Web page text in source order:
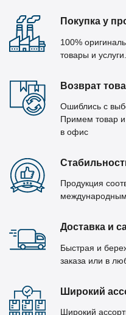
Покупка у
100%
товары и
Возврат
Ошиблись с
Примем товар и
в офис
Продукция
международным
Доставка и
Быстрая и
заказа или в
Широкий
Широкий